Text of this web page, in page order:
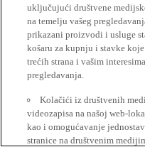
uključujući društvene
na temelju vašeg
prikazani proizvodi i usluge
košaru za kupnju i stavke
trećih strana i vašim
pregledavanja.
Kolačići iz društvenih
videozapisa na našoj web-
kao i omogućavanje
stranice na društvenim